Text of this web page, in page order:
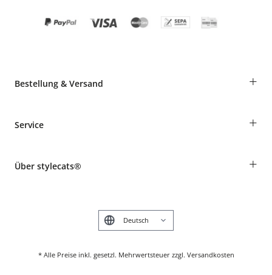
Bestellung & Versand +
Informationen zur Lieferung
Produkte reklamieren und zurücksenden
Service +
Tierkrankenversicherung
Über stylecats® +
* Alle Preise inkl. gesetzl. Mehrwertsteuer zzgl. Versandkosten
English